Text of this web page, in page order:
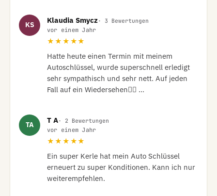
KS
Klaudia Smycz· 3 Bewertungen
vor einem Jahr
★★★★★
Hatte heute einen Termin mit meinem
Autoschlüssel, wurde superschnell erledigt
sehr sympathisch und sehr nett. Auf jeden
Fall auf ein Wiedersehen👍🏼 …
TA
T A· 2 Bewertungen
vor einem Jahr
★★★★★
Ein super Kerle hat mein Auto Schlüssel
erneuert zu super Konditionen. Kann ich nur
weiterempfehlen.